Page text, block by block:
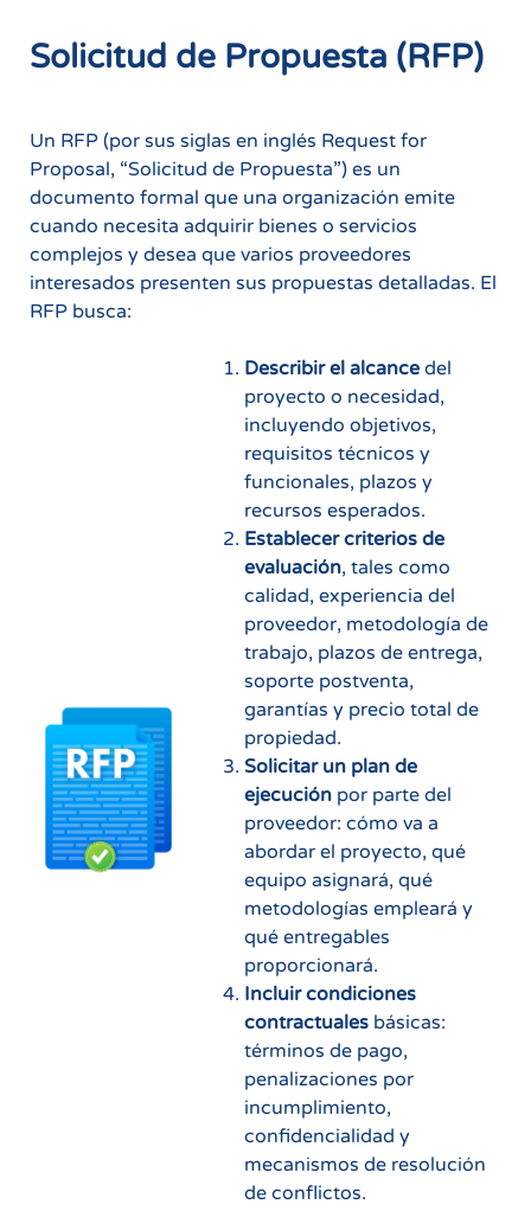
Solicitud de Propuesta (RFP)
Un RFP (por sus siglas en inglés Request for
Proposal, “Solicitud de Propuesta”) es un
documento formal que una organización emite
cuando necesita adquirir bienes o servicios
complejos y desea que varios proveedores
interesados presenten sus propuestas detalladas. El
RFP busca:
Describir el alcancedel
proyecto o necesidad,
incluyendo objetivos,
requisitos técnicos y
funcionales, plazos y
recursos esperados.
Establecer criterios de
evaluación, tales como
calidad, experiencia del
proveedor, metodología de
trabajo, plazos de entrega,
soporte postventa,
garantías y precio total de
propiedad.
Solicitar un plan de
ejecuciónpor parte del
proveedor: cómo va a
abordar el proyecto, qué
equipo asignará, qué
metodologías empleará y
qué entregables
proporcionará.
Incluir condiciones
contractualesbásicas:
términos de pago,
penalizaciones por
incumplimiento,
confidencialidad y
mecanismos de resolución
de conflictos.